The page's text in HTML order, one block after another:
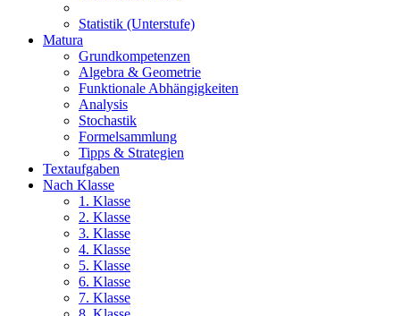
Statistik (Unterstufe)
Matura
Grundkompetenzen
Algebra & Geometrie
Funktionale Abhängigkeiten
Analysis
Stochastik
Formelsammlung
Tipps & Strategien
Textaufgaben
Nach Klasse
1. Klasse
2. Klasse
3. Klasse
4. Klasse
5. Klasse
6. Klasse
7. Klasse